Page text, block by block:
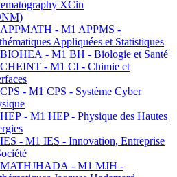
XCin
- M1 APPMS -
Appliquées et Statistiques
- M1 BH - Biologie et Santé
- M1 CI - Chimie et
- M1 CPS - Système Cyber
- M1 HEP - Physique des Hautes
- M1 IES - Innovation, Entreprise
- M1 MJH -